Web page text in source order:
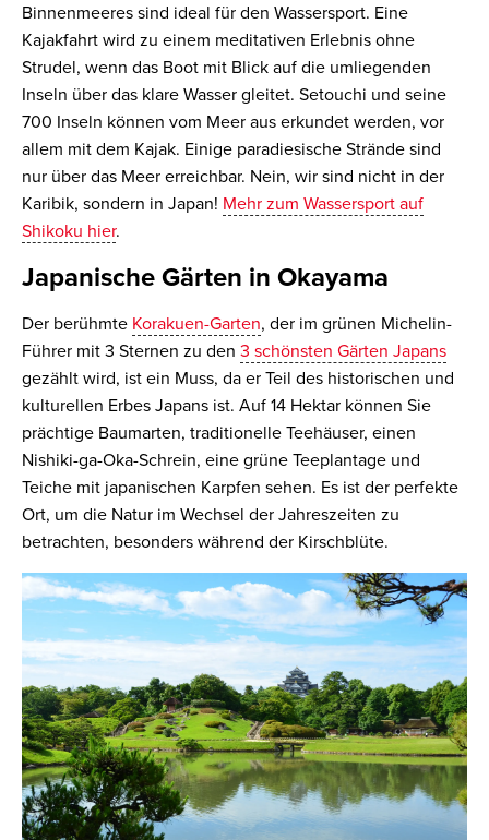
Binnenmeeres sind ideal für den Wassersport. Eine
Kajakfahrt wird zu einem meditativen Erlebnis ohne
Strudel, wenn das Boot mit Blick auf die umliegenden
Inseln über das klare Wasser gleitet. Setouchi und seine
700 Inseln können vom Meer aus erkundet werden, vor
allem mit dem Kajak. Einige paradiesische Strände sind
nur über das Meer erreichbar. Nein, wir sind nicht in der
Karibik, sondern in Japan! Mehr zum Wassersport auf
Shikoku hier.
Japanische Gärten in Okayama
Der berühmte Korakuen-Garten, der im grünen Michelin-
Führer mit 3 Sternen zu den 3 schönsten Gärten Japans
gezählt wird, ist ein Muss, da er Teil des historischen und
kulturellen Erbes Japans ist. Auf 14 Hektar können Sie
prächtige Baumarten, traditionelle Teehäuser, einen
Nishiki-ga-Oka-Schrein, eine grüne Teeplantage und
Teiche mit japanischen Karpfen sehen. Es ist der perfekte
Ort, um die Natur im Wechsel der Jahreszeiten zu
betrachten, besonders während der Kirschblüte.